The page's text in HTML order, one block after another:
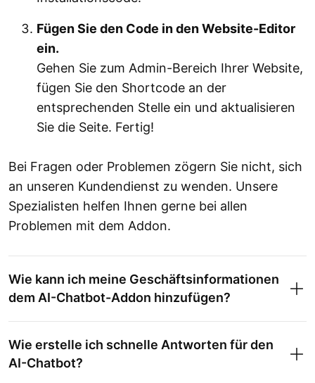
Fügen Sie den Code in den Website-Editor
ein.
Gehen Sie zum Admin-Bereich Ihrer Website,
fügen Sie den Shortcode an der
entsprechenden Stelle ein und aktualisieren
Sie die Seite. Fertig!
Bei Fragen oder Problemen zögern Sie nicht, sich
an unseren Kundendienst zu wenden. Unsere
Spezialisten helfen Ihnen gerne bei allen
Problemen mit dem Addon.
Wie kann ich meine Geschäftsinformationen
dem AI-Chatbot-Addon hinzufügen?
Wie erstelle ich schnelle Antworten für den
AI-Chatbot?